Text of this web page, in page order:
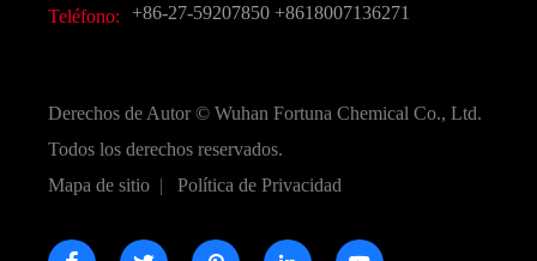
Teléfono: +86-27-59207850 +8618007136271
Derechos de Autor © Wuhan Fortuna Chemical Co., Ltd.
Todos los derechos reservados.
Mapa de sitio | Política de Privacidad